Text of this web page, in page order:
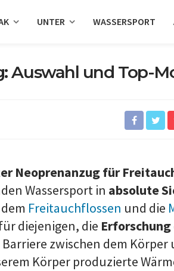
UNTER WASSERSPORT
Auswahl und Top-
Neoprenanzug für
Wassersport in absolute
Freitauchflossen und die
diejenigen, die Erforschung
zwischen dem Körper
Körper produzierte